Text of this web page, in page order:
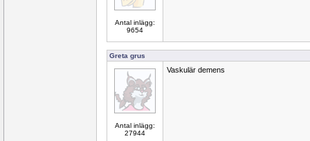
Antal inlägg:
9654
Greta grus
Antal inlägg:
27944
Vaskulär demens